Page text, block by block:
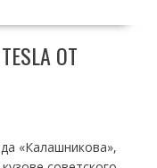
ОТ
«Калашникова»,